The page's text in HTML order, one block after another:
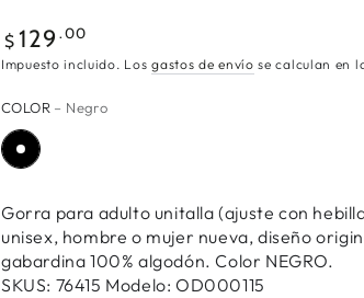
Precio
regular
$ 129 .00
Impuesto incluido. Losgastos de envío se calculan en
COLOR – Negro
Gorra para adulto unitalla (ajuste con
unisex, hombre o mujer nueva, diseño
gabardina 100% algodón. Color NEGRO.
SKUS: 76415 Modelo: OD000115